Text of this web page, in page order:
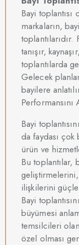
Bayi toplantısı
markaların,
tanışır,
toplantılarda
Gelecek
bayilere
Performansını
Bayi
da faydası çok
ürün ve
Bu toplantılar,
geliştirmelerini,
ilişkilerini
Bayi
büyümesi
temsilcileri
özel olması